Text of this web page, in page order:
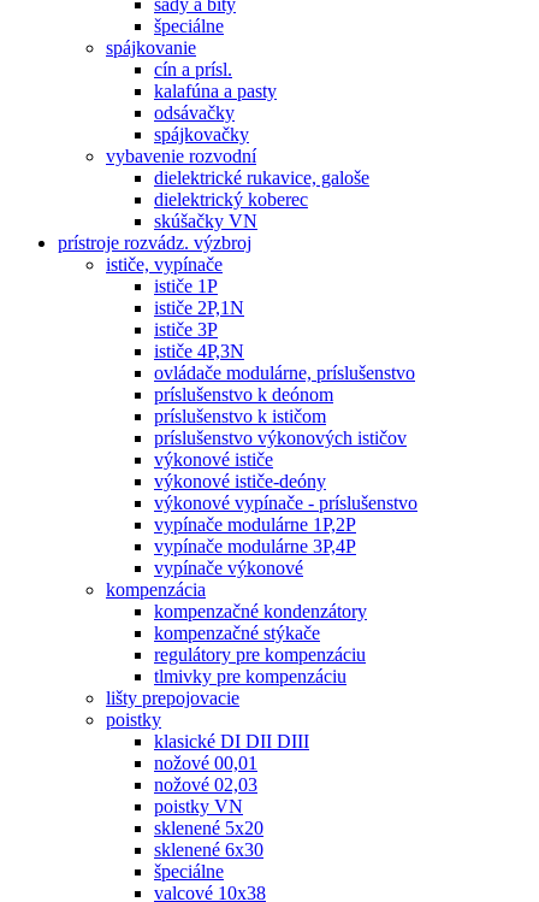
sady a bity
špeciálne
spájkovanie
cín a prísl.
kalafúna a pasty
odsávačky
spájkovačky
vybavenie rozvodní
dielektrické rukavice, galoše
dielektrický koberec
skúšačky VN
prístroje rozvádz. výzbroj
ističe, vypínače
ističe 1P
ističe 2P,1N
ističe 3P
ističe 4P,3N
ovládače modulárne, príslušenstvo
príslušenstvo k deónom
príslušenstvo k ističom
príslušenstvo výkonových ističov
výkonové ističe
výkonové ističe-deóny
výkonové vypínače - príslušenstvo
vypínače modulárne 1P,2P
vypínače modulárne 3P,4P
vypínače výkonové
kompenzácia
kompenzačné kondenzátory
kompenzačné stýkače
regulátory pre kompenzáciu
tlmivky pre kompenzáciu
lišty prepojovacie
poistky
klasické DI DII DIII
nožové 00,01
nožové 02,03
poistky VN
sklenené 5x20
sklenené 6x30
špeciálne
valcové 10x38